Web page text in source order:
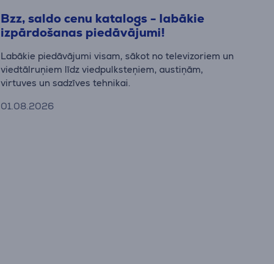
Bzz, saldo cenu katalogs - labākie
izpārdošanas piedāvājumi!
Labākie piedāvājumi visam, sākot no televizoriem un
viedtālruņiem līdz viedpulksteņiem, austiņām,
virtuves un sadzīves tehnikai.
01.08.2026